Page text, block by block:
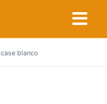
blanco